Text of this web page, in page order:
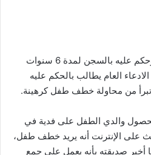
تم إدانته بسرقة سيارة أخرى وحكم عليه بالسجن لمدة 6 سنوات
العام يطالب بالحكم عليه
والدي الطفل على فدية في
على الإنترنت أنه يريد خطف طفل،
أخبر صديقته بأنه يعمل على جمع